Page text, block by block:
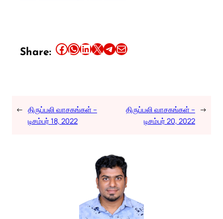
Share: Share this article on Facebook Share this article on WhatsApp Share this article on LinkedIn Share this article on X Share this article on TelegramEmail this Article
← திருப்பலி வாசகங்கள் –
டிசம்பர் 18, 2022
திருப்பலி வாசகங்கள் –
டிசம்பர் 20, 2022
→